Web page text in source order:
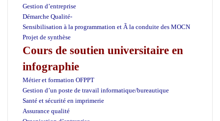
Gestion d’entreprise
Démarche Qualité-
Sensibilisation à la programmation et Ã la conduite des MOCN
Projet de synthèse
Cours de soutien universitaire en
infographie
Métier et formation OFPPT
Gestion d’un poste de travail informatique/bureautique
Santé et sécurité en imprimerie
Assurance qualité